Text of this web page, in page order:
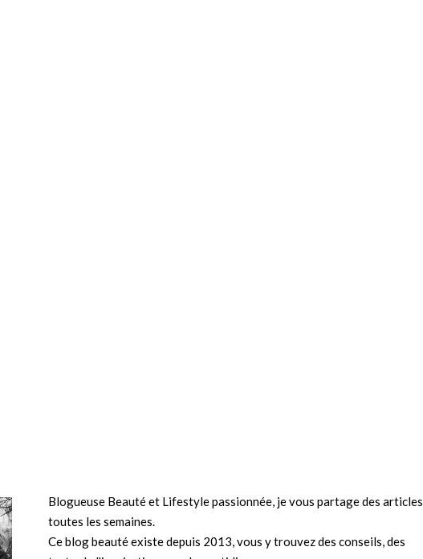
Blogueuse Beauté et Lifestyle passionnée, je vous partage des articles
toutes les semaines.
Ce blog beauté existe depuis 2013, vous y trouvez des conseils, des